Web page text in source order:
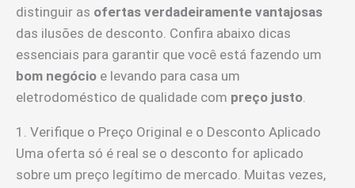
distinguir as ofertas verdadeiramente vantajosas
das ilusões de desconto. Confira abaixo dicas
essenciais para garantir que você está fazendo um
bom negócio e levando para casa um
eletrodoméstico de qualidade com preço justo.
1. Verifique o Preço Original e o Desconto Aplicado
Uma oferta só é real se o desconto for aplicado
sobre um preço legítimo de mercado. Muitas vezes,